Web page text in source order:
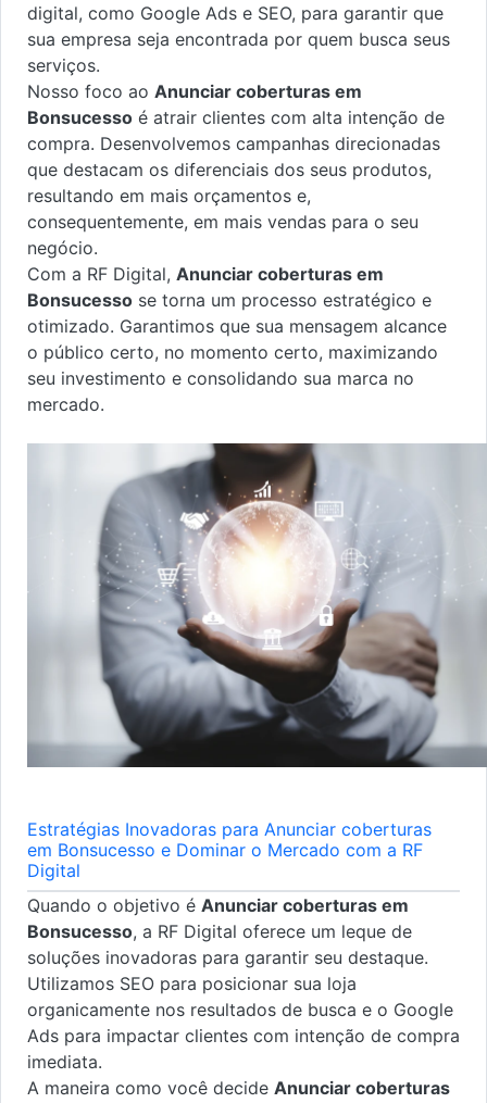
digital, como Google Ads e SEO, para garantir que
sua empresa seja encontrada por quem busca seus
serviços.
Nosso foco ao Anunciar coberturas em
Bonsucesso é atrair clientes com alta intenção de
compra. Desenvolvemos campanhas direcionadas
que destacam os diferenciais dos seus produtos,
resultando em mais orçamentos e,
consequentemente, em mais vendas para o seu
negócio.
Com a RF Digital, Anunciar coberturas em
Bonsucesso se torna um processo estratégico e
otimizado. Garantimos que sua mensagem alcance
o público certo, no momento certo, maximizando
seu investimento e consolidando sua marca no
mercado.
Estratégias Inovadoras para Anunciar coberturas
em Bonsucesso e Dominar o Mercado com a RF
Digital
Quando o objetivo é Anunciar coberturas em
Bonsucesso, a RF Digital oferece um leque de
soluções inovadoras para garantir seu destaque.
Utilizamos SEO para posicionar sua loja
organicamente nos resultados de busca e o Google
Ads para impactar clientes com intenção de compra
imediata.
A maneira como você decide Anunciar coberturas